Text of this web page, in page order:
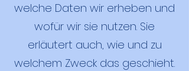
welche Daten wir erheben und
wofür wir sie nutzen. Sie
erläutert auch, wie und zu
welchem Zweck das geschieht.